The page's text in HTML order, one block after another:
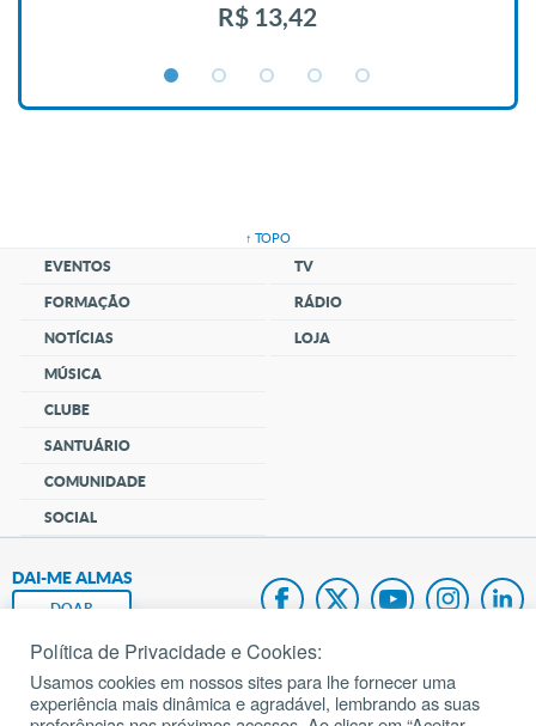
R$ 13,42
↑ TOPO
EVENTOS
FORMAÇÃO
NOTÍCIAS
MÚSICA
CLUBE
SANTUÁRIO
COMUNIDADE
SOCIAL
TV
RÁDIO
LOJA
DAI-ME ALMAS
DOAR
Fundação João Paulo II
Pedido de Oração
Política de Privacidade e Cookies:
Usamos cookies em nossos sites para lhe fornecer uma
experiência mais dinâmica e agradável, lembrando as suas